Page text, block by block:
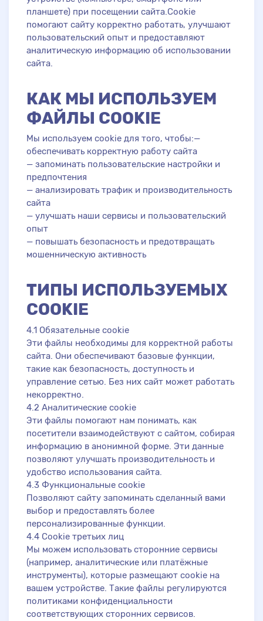
планшете) при посещении сайта.Cookie
помогают сайту корректно работать, улучшают
пользовательский опыт и предоставляют
аналитическую информацию об использовании
сайта.
КАК МЫ ИСПОЛЬЗУЕМ
ФАЙЛЫ COOKIE
Мы используем cookie для того, чтобы:—
обеспечивать корректную работу сайта
— запоминать пользовательские настройки и
предпочтения
— анализировать трафик и производительность
сайта
— улучшать наши сервисы и пользовательский
опыт
— повышать безопасность и предотвращать
мошенническую активность
ТИПЫ ИСПОЛЬЗУЕМЫХ
COOKIE
4.1 Обязательные cookie
Эти файлы необходимы для корректной работы
сайта. Они обеспечивают базовые функции,
такие как безопасность, доступность и
управление сетью. Без них сайт может работать
некорректно.
4.2 Аналитические cookie
Эти файлы помогают нам понимать, как
посетители взаимодействуют с сайтом, собирая
информацию в анонимной форме. Эти данные
позволяют улучшать производительность и
удобство использования сайта.
4.3 Функциональные cookie
Позволяют сайту запоминать сделанный вами
выбор и предоставлять более
персонализированные функции.
4.4 Cookie третьих лиц
Мы можем использовать сторонние сервисы
(например, аналитические или платёжные
инструменты), которые размещают cookie на
вашем устройстве. Такие файлы регулируются
политиками конфиденциальности
соответствующих сторонних сервисов.